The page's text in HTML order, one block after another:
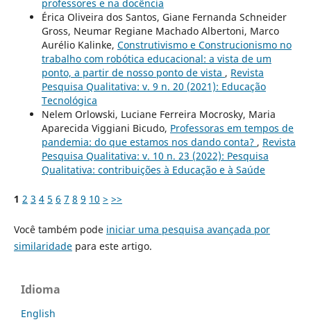
professores e na docência
Érica Oliveira dos Santos, Giane Fernanda Schneider
Gross, Neumar Regiane Machado Albertoni, Marco
Aurélio Kalinke, Construtivismo e Construcionismo no
trabalho com robótica educacional: a vista de um
ponto, a partir de nosso ponto de vista , Revista
Pesquisa Qualitativa: v. 9 n. 20 (2021): Educação
Tecnológica
Nelem Orlowski, Luciane Ferreira Mocrosky, Maria
Aparecida Viggiani Bicudo, Professoras em tempos de
pandemia: do que estamos nos dando conta? , Revista
Pesquisa Qualitativa: v. 10 n. 23 (2022): Pesquisa
Qualitativa: contribuições à Educação e à Saúde
1 2 3 4 5 6 7 8 9 10 > >>
Você também pode iniciar uma pesquisa avançada por
similaridadepara este artigo.
Idioma
English